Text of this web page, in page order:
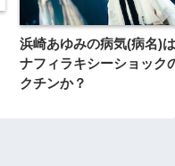
浜崎あゆみの病気(病名)
ナフィラキシーショック
クチンか？